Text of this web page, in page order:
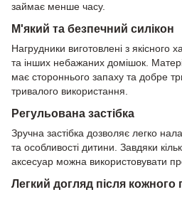
займає менше часу.
М'який та безпечний силікон
Нагрудники виготовлені з якісного
та інших небажаних домішок.
має стороннього запаху та добре
тривалого використання.
Регульована застібка
Зручна застібка дозволяє легко
та особливості дитини. Завдяки
аксесуар можна використовувати
Легкий догляд після кожного